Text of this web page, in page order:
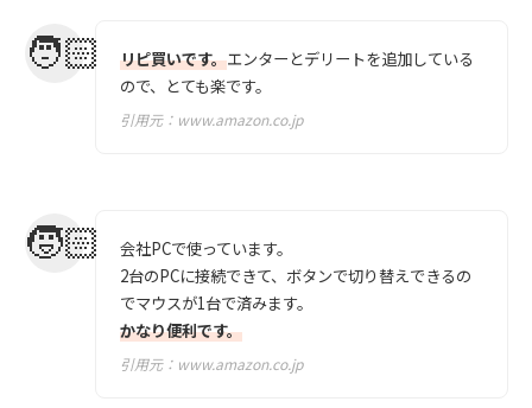
リピ買いです。エンターとデリートを追加している
ので、とても楽です。
引用元： www.amazon.co.jp
会社PCで使っています。
2台のPCに接続できて、ボタンで切り替えできるの
でマウスが1台で済みます。
かなり便利です。
引用元： www.amazon.co.jp